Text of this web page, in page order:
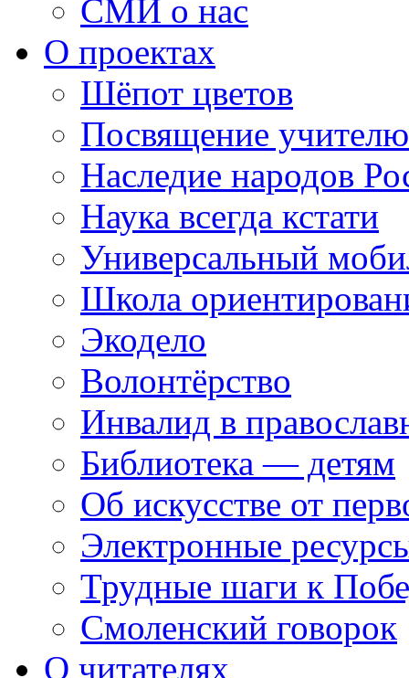
СМИ о нас
О проектах
Шёпот цветов
Посвящение учителю
Наследие народов
Наука всегда кстати
Универсальный
Школа
Экодело
Волонтёрство
Инвалид в
Библиотека — детям
Об искусстве от
Электронные
Трудные шаги к
Смоленский говорок
О читателях